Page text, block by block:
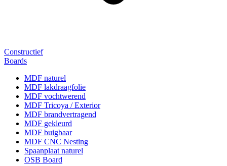
Constructief
Boards
MDF naturel
MDF lakdraagfolie
MDF vochtwerend
MDF Tricoya / Exterior
MDF brandvertragend
MDF gekleurd
MDF buigbaar
MDF CNC Nesting
Spaanplaat naturel
OSB Board